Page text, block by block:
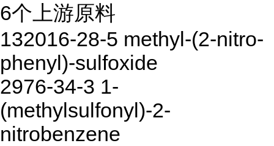
6个上游原料
132016-28-5 methyl-(2-nitro-
phenyl)-sulfoxide
2976-34-3 1-
(methylsulfonyl)-2-
nitrobenzene